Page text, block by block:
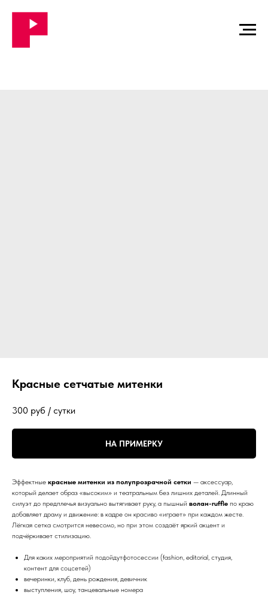
Красные сетчатые митенки
300 руб / сутки
НА ПРИМЕРКУ
Эффектные красные митенки из полупрозрачной сетки — аксессуар,
который делает образ «высоким» и театральным без лишних деталей. Длинный
силуэт до предплечья визуально вытягивает руку, а пышный волан-ruffle по краю
добавляет драму и движение: в кадре он красиво «играет» при каждом жесте.
Лёгкая сетка смотрится невесомо, но при этом создаёт яркий акцент и
подчёркивает стилизацию.
Для каких мероприятий подойдутфотосессии (fashion, editorial, студия,
контент для соцсетей)
вечеринки, клуб, день рождения, девичник
выступления, шоу, танцевальные номера